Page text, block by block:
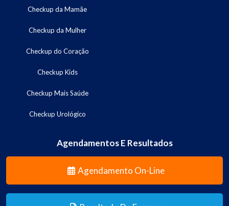
Checkup da Mamãe
Checkup da Mulher
Checkup do Coração
Checkup Kids
Checkup Mais Saúde
Checkup Urológico
Agendamentos E Resultados
Agendamento On-Line